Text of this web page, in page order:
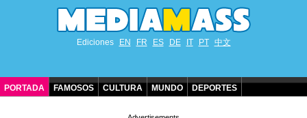
Ediciones EN FR ES DE IT PT 中文
PORTADA FAMOSOS CULTURA MUNDO DEPORTES